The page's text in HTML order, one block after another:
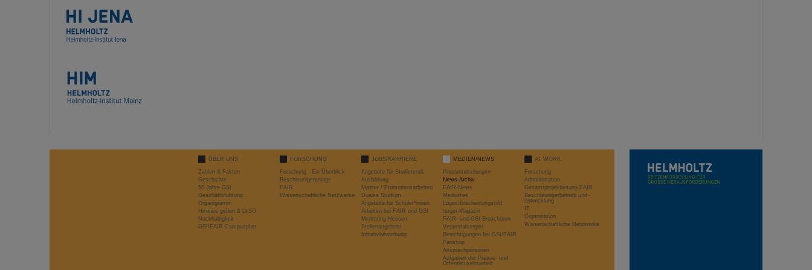
ÜBER UNS
Zahlen & Fakten
Geschichte
50 Jahre GSI
Geschäftsführung
Organigramm
Hinweis geben & LkSG
Nachhaltigkeit
GSI/FAIR-Campusplan
FORSCHUNG
Forschung - Ein Überblick
Beschleunigeranlage
FAIR
Wissenschaftliche Netzwerke
JOBS/KARRIERE
Angebote für Studierende
Ausbildung
Master / Promotionsarbeiten
Duales Studium
Angebote für Schüler*innen
Arbeiten bei FAIR und GSI
Mentoring Hessen
Stellenangebote
Initiativbewerbung
MEDIEN/NEWS
Pressemitteilungen
News-Archiv
FAIR-News
Mediathek
Logos/Erscheinungsbild
target-Magazin
FAIR- und GSI-Broschüren
Veranstaltungen
Besichtigungen bei GSI/FAIR
Fanshop
Ansprechpersonen
Aufgaben der Presse- und
Öffentlichkeitsarbeit
AT WORK
Forschung
Administration
Gesamtprojektleitung FAIR
Beschleunigerbetrieb und -
entwicklung
IT
Organisation
Wissenschaftliche Netzwerke